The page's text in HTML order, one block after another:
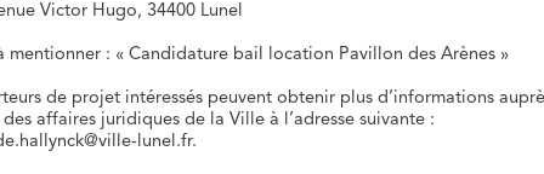
Victor Hugo, 34400 Lunel
mentionner : « Candidature bail location Pavillon des Arènes »
de projet intéressés peuvent obtenir plus d’informations
des affaires juridiques de la Ville à l’adresse suivante :
lunel.fr.